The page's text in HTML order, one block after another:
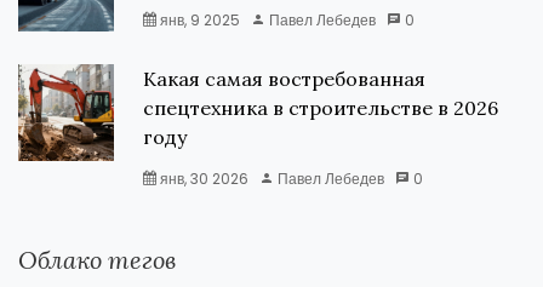
янв, 9 2025 Павел Лебедев 0
Какая самая востребованная
спецтехника в строительстве в 2026
году
янв, 30 2026 Павел Лебедев 0
Облако тегов